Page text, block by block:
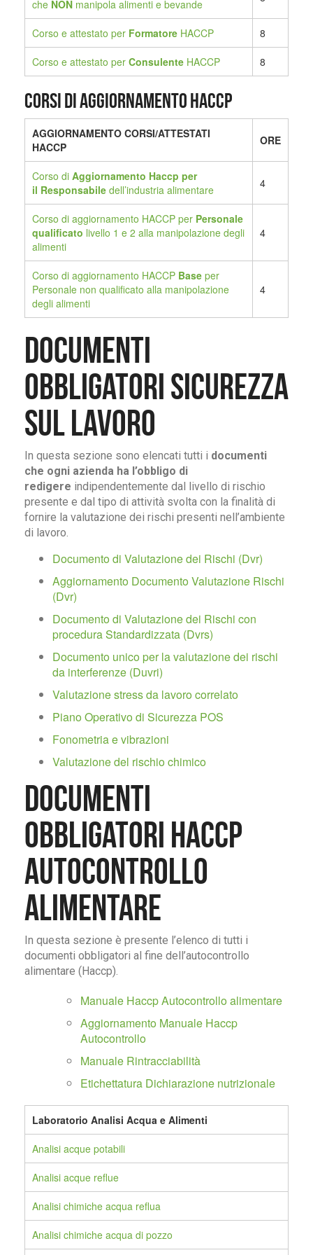
che NON manipola alimenti e bevande
Corso e attestato per Formatore HACCP 8
Corso e attestato per Consulente HACCP 8
Corsi di aggiornamento HACCP
AGGIORNAMENTO CORSI/ATTESTATI
HACCP
ORE
Corso di Aggiornamento Haccp per
il Responsabile dell’industria alimentare 4
Corso di aggiornamento HACCP per Personale
qualificato livello 1 e 2 alla manipolazione degli
alimenti
4
Corso di aggiornamento HACCP Base per
Personale non qualificato alla manipolazione
degli alimenti
4
Documenti
obbligatori Sicurezza
sul Lavoro
In questa sezione sono elencati tutti i documenti
che ogni azienda ha l’obbligo di
redigere indipendentemente dal livello di rischio
presente e dal tipo di attività svolta con la finalità di
fornire la valutazione dei rischi presenti nell’ambiente
di lavoro.
Documento di Valutazione dei Rischi (Dvr)
Aggiornamento Documento Valutazione Rischi
(Dvr)
Documento di Valutazione dei Rischi con
procedura Standardizzata (Dvrs)
Documento unico per la valutazione dei rischi
da interferenze (Duvri)
Valutazione stress da lavoro correlato
Piano Operativo di Sicurezza POS
Fonometria e vibrazioni
Valutazione del rischio chimico
Documenti
obbligatori Haccp
Autocontrollo
Alimentare
In questa sezione è presente l’elenco di tutti i
documenti obbligatori al fine dell’autocontrollo
alimentare (Haccp).
Manuale Haccp Autocontrollo alimentare
Aggiornamento Manuale Haccp
Autocontrollo
Manuale Rintracciabilità
Etichettatura Dichiarazione nutrizionale
Laboratorio Analisi Acqua e Alimenti
Analisi acque potabili
Analisi acque reflue
Analisi chimiche acqua reflua
Analisi chimiche acqua di pozzo